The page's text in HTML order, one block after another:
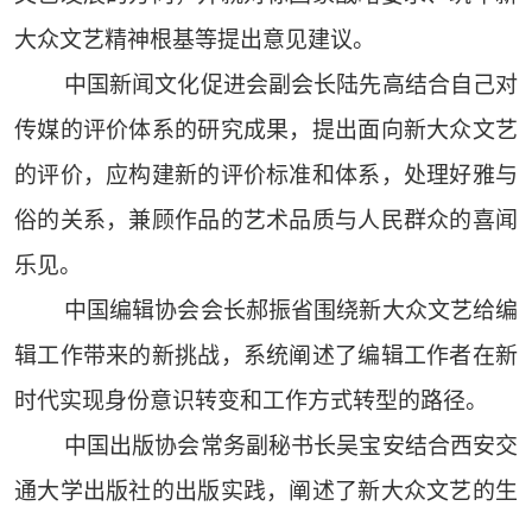
大众文艺精神根基等提出意见建议。
中国新闻文化促进会副会长陆先高结合自己对
传媒的评价体系的研究成果，提出面向新大众文艺
的评价，应构建新的评价标准和体系，处理好雅与
俗的关系，兼顾作品的艺术品质与人民群众的喜闻
乐见。
中国编辑协会会长郝振省围绕新大众文艺给编
辑工作带来的新挑战，系统阐述了编辑工作者在新
时代实现身份意识转变和工作方式转型的路径。
中国出版协会常务副秘书长吴宝安结合西安交
通大学出版社的出版实践，阐述了新大众文艺的生